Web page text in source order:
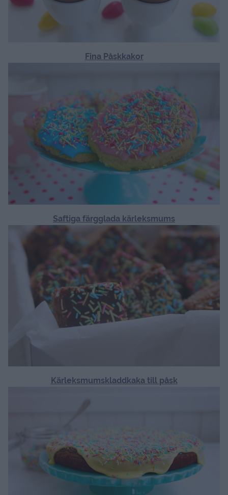
Fina Påskkakor
Saftiga färgglada kärleksmums
Kärleksmumskladdkaka till påsk